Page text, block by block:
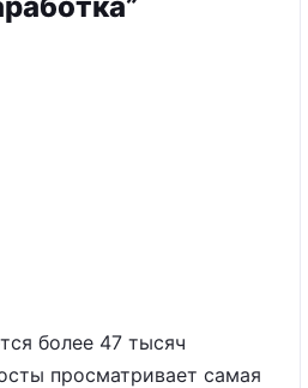
более 47 тысяч
просматривает самая